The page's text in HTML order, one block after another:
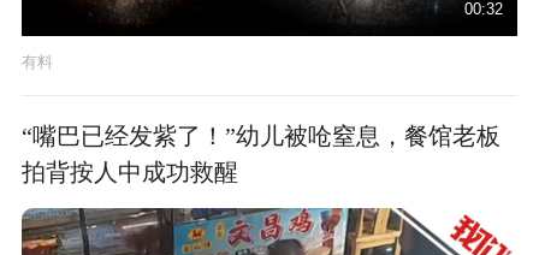
00:32
有料
“嘴巴已经发紫了！”幼儿被呛窒息，餐馆老板
拍背按人中成功救醒